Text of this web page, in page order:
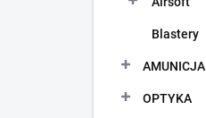
Blastery
AMUNICJA
OPTYKA